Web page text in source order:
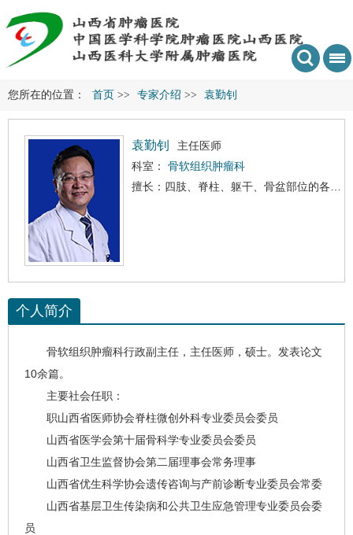
您所在的位置： 首页 >> 专家介绍 >> 袁勤钊
袁勤钊
主任医师
科室： 骨软组织肿瘤科
个人简介
骨软组织肿瘤科行政副主任，主任医师，硕士。发表论文
10余篇。
主要社会任职：
职山西省医师协会脊柱微创外科专业委员会委员
山西省医学会第十届骨科学专业委员会委员
山西省卫生监督协会第二届理事会常务理事
山西省优生科学协会遗传咨询与产前诊断专业委员会常委
山西省基层卫生传染病和公共卫生应急管理专业委员会委
员